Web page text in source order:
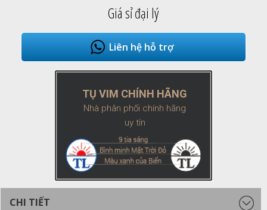
Giá sỉ đại lý
Liên hệ hỗ trợ
TỤ VIM CHÍNH HÃNG
Nhà phân phối chính hãng
uy tín
CHI TIẾT